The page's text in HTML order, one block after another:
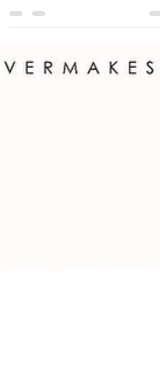
PARAR a minha vida profissional e me dedicar a